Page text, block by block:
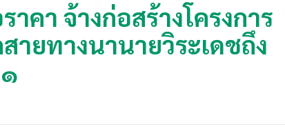
คา จ้างก่อสร้างโครงการ
ายทางนานายวิระเดชถึง